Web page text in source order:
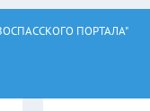
ПОРТАЛА"